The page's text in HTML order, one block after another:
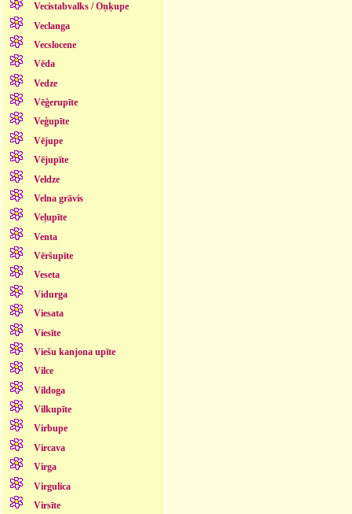
Vecistabvalks / Oņķupe
Veclanga
Vecslocene
Vēda
Vedze
Vēģerupīte
Veģupīte
Vējupe
Vējupīte
Veldze
Velna grāvis
Veļupīte
Venta
Vēršupīte
Veseta
Vidurga
Viesata
Viesīte
Viešu kanjona upīte
Vilce
Vildoga
Vilkupīte
Virbupe
Vircava
Virga
Virgulica
Virsīte